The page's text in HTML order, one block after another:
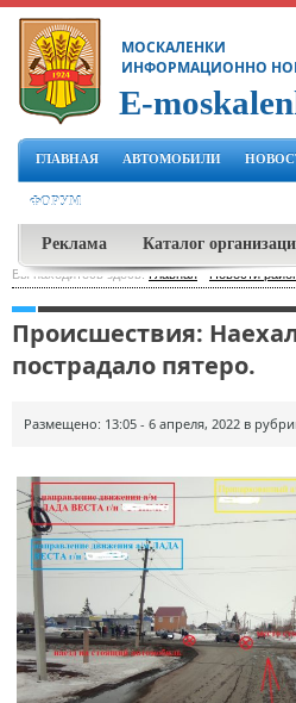
МОСКАЛЕНКИ
ИНФОРМАЦИОННО
E-
ГЛАВНАЯ АВТОМОБИЛИ
ФОРУМ
Реклама Каталог
Вы находитесь здесь:Главная-Новости
Происшествия:
пострадало пятеро.
Размещено: 13:05 - 6 апреля, 2022 в